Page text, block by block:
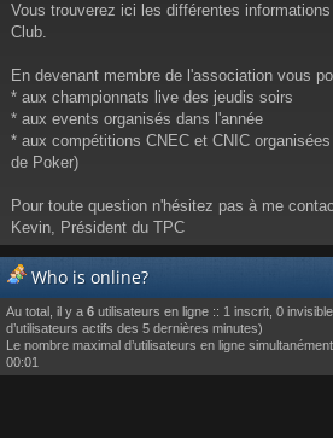
Vous trouverez ici les différentes
Club.
En devenant membre de l'association vous
* aux championnats live des jeudis soirs
* aux events organisés dans l'année
* aux compétitions CNEC et CNIC
de Poker)
Pour toute question n'hésitez pas à me
Kevin, Président du TPC
Who is online?
Au total, il y a 6 utilisateurs en ligne :: 1 inscrit, 0
d’utilisateurs actifs des 5 dernières minutes)
Le nombre maximal d’utilisateurs en ligne
00:01